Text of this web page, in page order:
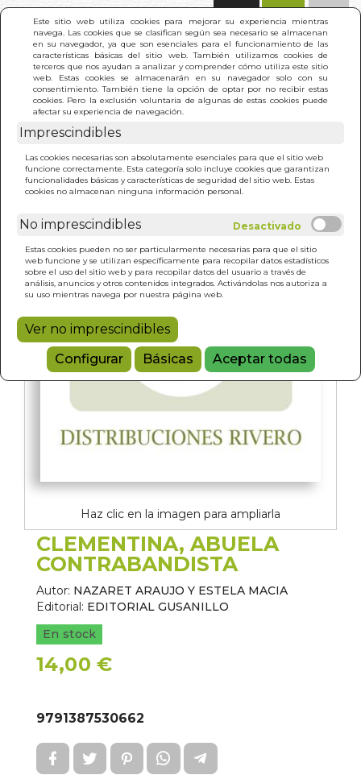
Este sitio web utiliza cookies para mejorar su experiencia mientras
navega. Las cookies que se clasifican según sea necesario se almacenan
en su navegador, ya que son esenciales para el funcionamiento de las
características básicas del sitio web. También utilizamos cookies de
terceros que nos ayudan a analizar y comprender cómo utiliza este sitio
web. Estas cookies se almacenarán en su navegador solo con su
consentimiento. También tiene la opción de optar por no recibir estas
cookies. Pero la exclusión voluntaria de algunas de estas cookies puede
afectar su experiencia de navegación.
Imprescindibles
Las cookies necesarias son absolutamente esenciales para que el sitio web
funcione correctamente. Esta categoría solo incluye cookies que garantizan
funcionalidades básicas y características de seguridad del sitio web. Estas
cookies no almacenan ninguna información personal.
No imprescindibles
Estas cookies pueden no ser particularmente necesarias para que el sitio
web funcione y se utilizan específicamente para recopilar datos estadísticos
sobre el uso del sitio web y para recopilar datos del usuario a través de
análisis, anuncios y otros contenidos integrados. Activándolas nos autoriza a
su uso mientras navega por nuestra página web.
Ver no imprescindibles
Configurar
Básicas Aceptar todas
INICIO >
Haz clic en la imagen para ampliarla
CLEMENTINA, ABUELA
CONTRABANDISTA
Autor: NAZARET ARAUJO Y ESTELA MACIA
Editorial: EDITORIAL GUSANILLO
En stock
14,00 €
9791387530662